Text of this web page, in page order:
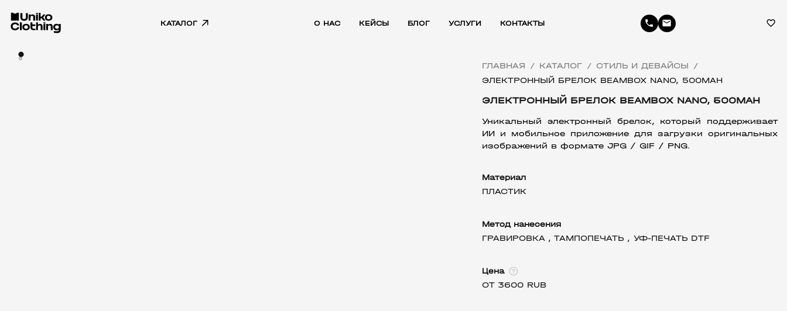
КАТАЛОГ О НАС КЕЙСЫ БЛОГ УСЛУГИ КОНТАКТЫ phone email favorite_border
ГЛАВНАЯ / КАТАЛОГ / СТИЛЬ И ДЕВАЙСЫ /
ЭЛЕКТРОННЫЙ БРЕЛОК BEAMBOX NANO, 500MAH
ЭЛЕКТРОННЫЙ БРЕЛОК BEAMBOX NANO, 500MAH
Уникальный электронный брелок, который поддерживает
ИИ и мобильное приложение для загрузки оригинальных
изображений в формате JPG / GIF / PNG.
Материал
ПЛАСТИК
Метод нанесения
ГРАВИРОВКА ,ТАМПОПЕЧАТЬ ,УФ-ПЕЧАТЬ DTF
Цена
ОТ 3600 RUB